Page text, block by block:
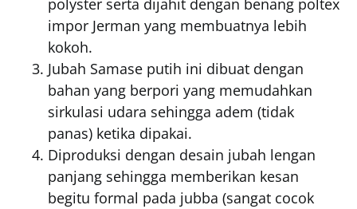
polyster serta dijahit dengan benang poltex
impor Jerman yang membuatnya lebih
kokoh.
Jubah Samase putih ini dibuat dengan
bahan yang berpori yang memudahkan
sirkulasi udara sehingga adem (tidak
panas) ketika dipakai.
Diproduksi dengan desain jubah lengan
panjang sehingga memberikan kesan
begitu formal pada jubba (sangat cocok